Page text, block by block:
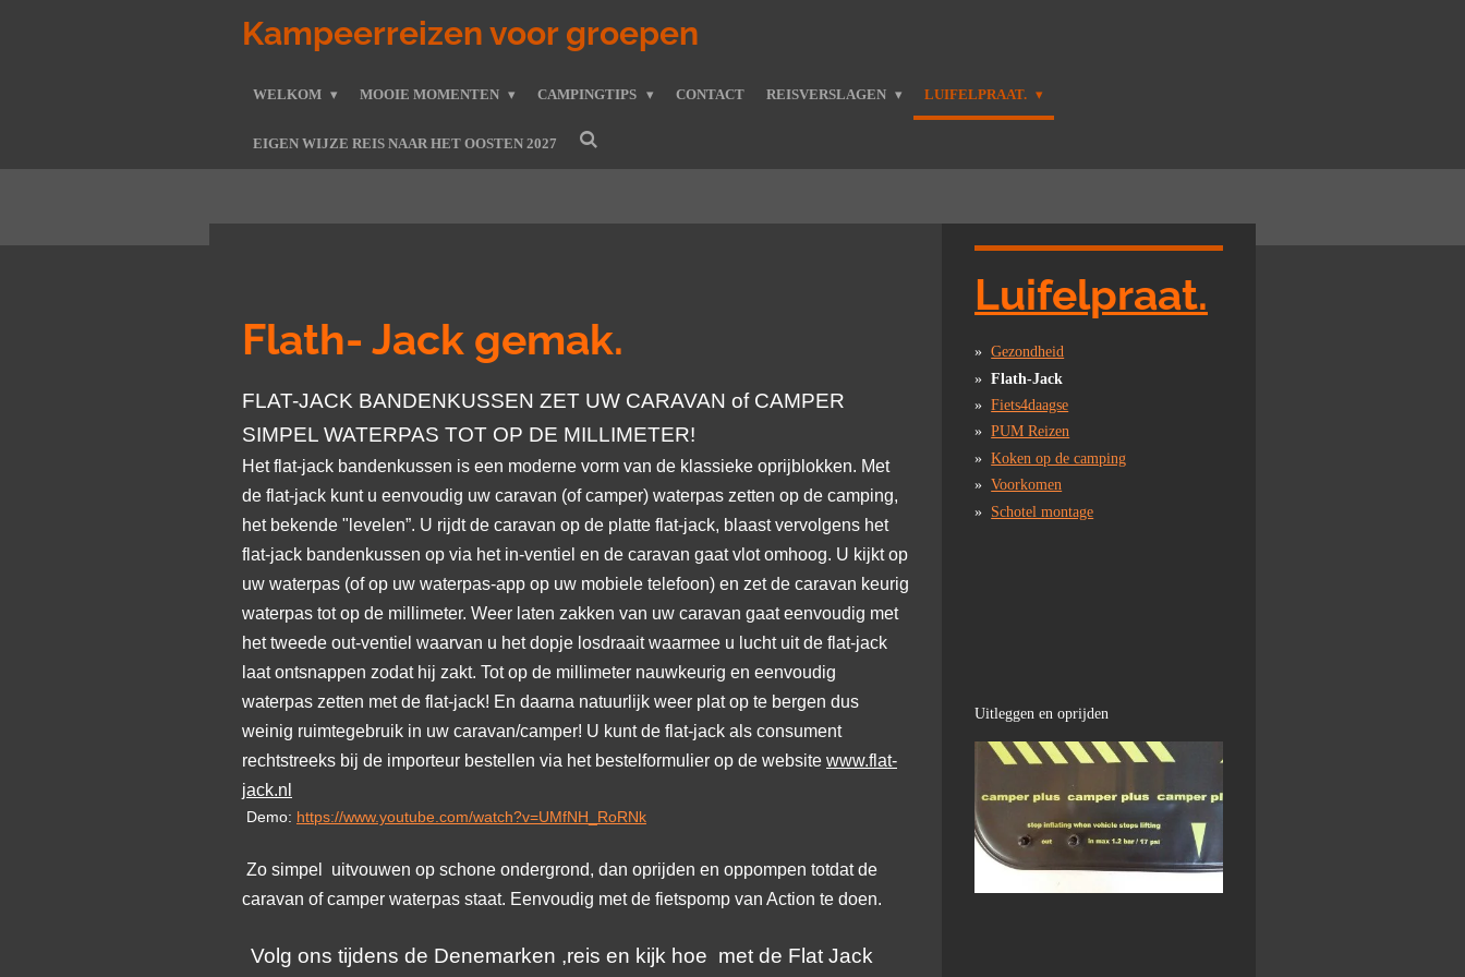
Kampeerreizen voor groepen
WELKOM MOOIE MOMENTEN CAMPINGTIPS CONTACT REISVERSLAGEN LUIFELPRAAT.
EIGEN WIJZE REIS NAAR HET OOSTEN 2027
Flath- Jack gemak.
FLAT-JACK BANDENKUSSEN ZET UW CARAVAN of CAMPER
SIMPEL WATERPAS TOT OP DE MILLIMETER!
Het flat-jack bandenkussen is een moderne vorm van de klassieke oprijblokken. Met
de flat-jack kunt u eenvoudig uw caravan (of camper) waterpas zetten op de camping,
het bekende "levelen”. U rijdt de caravan op de platte flat-jack, blaast vervolgens het
flat-jack bandenkussen op via het in-ventiel en de caravan gaat vlot omhoog. U kijkt op
uw waterpas (of op uw waterpas-app op uw mobiele telefoon) en zet de caravan keurig
waterpas tot op de millimeter. Weer laten zakken van uw caravan gaat eenvoudig met
het tweede out-ventiel waarvan u het dopje losdraait waarmee u lucht uit de flat-jack
laat ontsnappen zodat hij zakt. Tot op de millimeter nauwkeurig en eenvoudig
waterpas zetten met de flat-jack! En daarna natuurlijk weer plat op te bergen dus
weinig ruimtegebruik in uw caravan/camper! U kunt de flat-jack als consument
rechtstreeks bij de importeur bestellen via het bestelformulier op de website www.flat-
jack.nl
Demo: https://www.youtube.com/watch?v=UMfNH_RoRNk
Zo simpel uitvouwen op schone ondergrond, dan oprijden en oppompen totdat de
caravan of camper waterpas staat. Eenvoudig met de fietspomp van Action te doen.
Volg ons tijdens de Denemarken ,reis en kijk hoe met de Flat Jack
Luifelpraat.
Gezondheid
Flath-Jack
Fiets4daagse
PUM Reizen
Koken op de camping
Voorkomen
Schotel montage
Uitleggen en oprijden